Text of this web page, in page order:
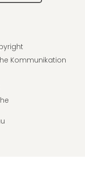
Kommunikation